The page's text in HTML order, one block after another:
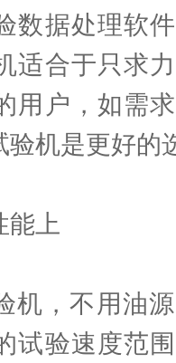
数据处理软
适合于只求
用户，如需
验机是更好的
能上
机，不用油
试验速度范